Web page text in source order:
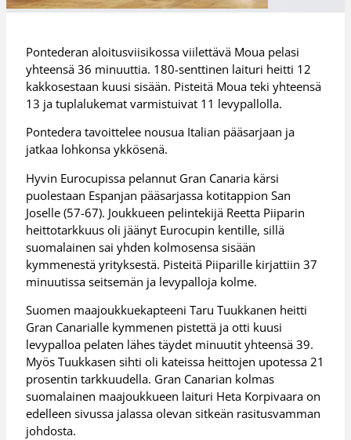
Pontederan aloitusviisikossa viilettävä Moua pelasi
yhteensä 36 minuuttia. 180-senttinen laituri heitti 12
kakkosestaan kuusi sisään. Pisteitä Moua teki yhteensä
13 ja tuplalukemat varmistuivat 11 levypallolla.
Pontedera tavoittelee nousua Italian pääsarjaan ja
jatkaa lohkonsa ykkösenä.
Hyvin Eurocupissa pelannut Gran Canaria kärsi
puolestaan Espanjan pääsarjassa kotitappion San
Joselle (57-67). Joukkueen pelintekijä Reetta Piiparin
heittotarkkuus oli jäänyt Eurocupin kentille, sillä
suomalainen sai yhden kolmosensa sisään
kymmenestä yrityksestä. Pisteitä Piiparille kirjattiin 37
minuutissa seitsemän ja levypalloja kolme.
Suomen maajoukkuekapteeni Taru Tuukkanen heitti
Gran Canarialle kymmenen pistettä ja otti kuusi
levypalloa pelaten lähes täydet minuutit yhteensä 39.
Myös Tuukkasen sihti oli kateissa heittojen upotessa 21
prosentin tarkkuudella. Gran Canarian kolmas
suomalainen maajoukkueen laituri Heta Korpivaara on
edelleen sivussa jalassa olevan sitkeän rasitusvamman
johdosta.